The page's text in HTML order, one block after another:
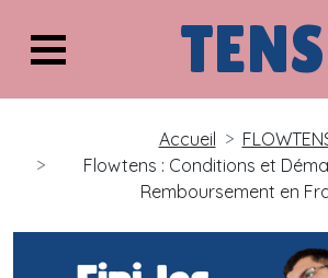
TENS
Accueil
Flowtens : Conditions et
Remboursement en